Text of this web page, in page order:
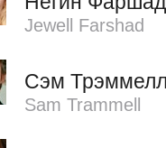
Jewell Farshad
Сэм
Sam Trammell